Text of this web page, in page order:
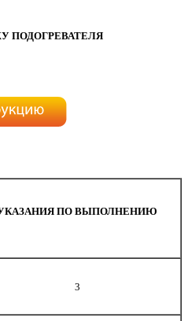
ПОДОГРЕВАТЕЛЯ
ПО ВЫПОЛНЕНИЮ
3